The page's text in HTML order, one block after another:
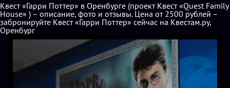
Квест «Гарри Поттер» в Оренбурге (проект Квест «Quest Family
House» ) – описание, фото и отзывы. Цена от 2500 рублей –
забронируйте Квест «Гарри Поттер» сейчас на Квестам.ру,
Оренбург